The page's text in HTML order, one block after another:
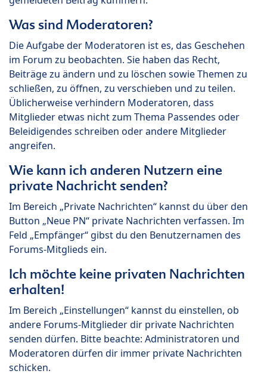
Was sind Moderatoren?
Die Aufgabe der Moderatoren ist es, das Geschehen
im Forum zu beobachten. Sie haben das Recht,
Beiträge zu ändern und zu löschen sowie Themen zu
schließen, zu öffnen, zu verschieben und zu teilen.
Üblicherweise verhindern Moderatoren, dass
Mitglieder etwas nicht zum Thema Passendes oder
Beleidigendes schreiben oder andere Mitglieder
angreifen.
Wie kann ich anderen Nutzern eine
private Nachricht senden?
Im Bereich „Private Nachrichten“ kannst du über den
Button „Neue PN“ private Nachrichten verfassen. Im
Feld „Empfänger“ gibst du den Benutzernamen des
Forums-Mitglieds ein.
Ich möchte keine privaten Nachrichten
erhalten!
Im Bereich „Einstellungen“ kannst du einstellen, ob
andere Forums-Mitglieder dir private Nachrichten
senden dürfen. Bitte beachte: Administratoren und
Moderatoren dürfen dir immer private Nachrichten
schicken.